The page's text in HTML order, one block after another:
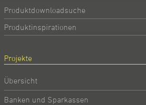
Produktdownloadsuche
Produktinspirationen
Projekte
Übersicht
Banken und Sparkassen